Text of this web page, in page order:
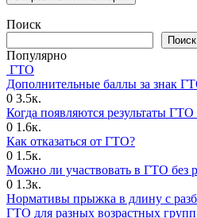
Поиск
Поиск
Популярно
ГТО
Дополнительные баллы за знак
0 3.5к.
Когда появляются результаты
0 1.6к.
Как отказаться от ГТО?
0 1.5к.
Можно ли участвовать в ГТО без
0 1.3к.
Нормативы прыжка в длину с
ГТО для разных возрастных